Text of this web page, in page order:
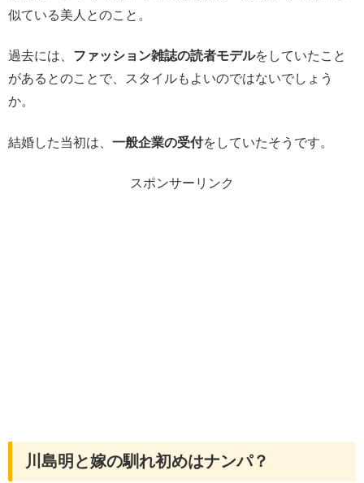
似ている美人とのこと。
過去には、 ファッション雑誌の読者モデルをしていたこと
があるとのことで、スタイルもよいのではないでしょう
か。
結婚した当初は、 一般企業の受付をしていたそうです。
スポンサーリンク
川島明と嫁の馴れ初めはナンパ？